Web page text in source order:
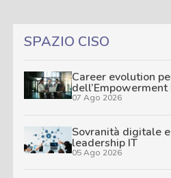
SPAZIO CISO
Career evolution
07 Ago 2026
Sovranità digitale
leadership IT
05 Ago 2026